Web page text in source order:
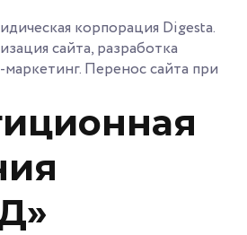
корпорация Digesta.
сайта, разработка
Перенос сайта при